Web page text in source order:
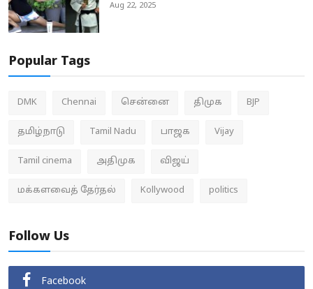
Aug 22, 2025
Popular Tags
DMK Chennai சென்னை திமுக BJP
தமிழ்நாடு Tamil Nadu பாஜக Vijay
Tamil cinema அதிமுக விஜய்
மக்களவைத் தேர்தல் Kollywood politics
Follow Us
Facebook